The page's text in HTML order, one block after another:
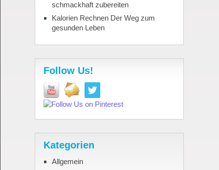
schmackhaft zubereiten
Kalorien Rechnen Der Weg zum
gesunden Leben
Follow Us!
Kategorien
Allgemein